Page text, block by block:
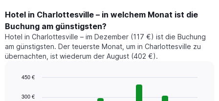
Hotel in Charlottesville – in welchem Monat ist die
Buchung am günstigsten?
Hotel in Charlottesville – im Dezember (117 €) ist die Buchung
am günstigsten. Der teuerste Monat, um in Charlottesville zu
übernachten, ist wiederum der August (402 €).
chart
graphic.
300 €
450 €